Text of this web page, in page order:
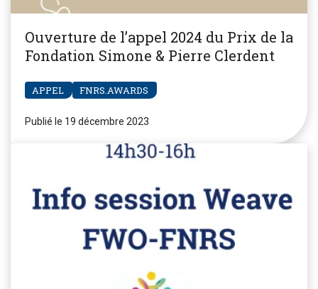
Ouverture de l’appel 2024 du Prix de la
Fondation Simone & Pierre Clerdent
APPEL FNRS.AWARDS
Publié le 19 décembre 2023